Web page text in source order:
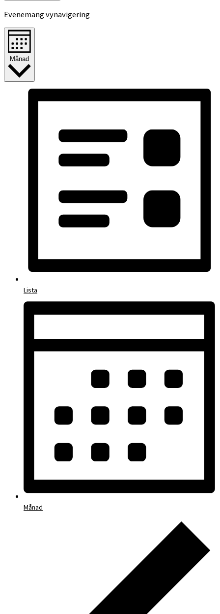
Evenemang vynavigering
Månad
Lista
Månad